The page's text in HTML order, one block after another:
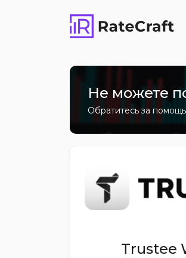
Не можете
Обратитесь за
Trustee